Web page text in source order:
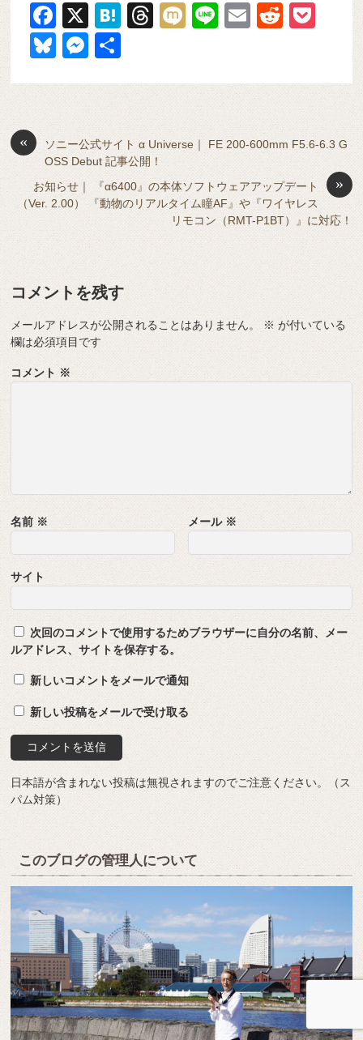
F
a
c
e
o
o
k
X
H
n
a
T
a
d
s
M
Li
E
R
di et
Bl
y
M
e
n
g
er
«
ソニー公式サイト α Universe｜ FE 200-600mm F5.6-6.3 G
OSS Debut 記事公開！
»
お知らせ｜ 『α6400』の本体ソフトウェアアップデート
（Ver. 2.00） 『動物のリアルタイム瞳AF』や『ワイヤレス
リモコン（RMT-P1BT）』に対応！
コメントを残す
メールアドレスが公開されることはありません。 ※ が付いている
欄は必須項目です
コメント ※
名前 ※ メール ※
サイト
次回のコメントで使用するためブラウザーに自分の名前、メー
ルアドレス、サイトを保存する。
新しいコメントをメールで通知
新しい投稿をメールで受け取る
日本語が含まれない投稿は無視されますのでご注意ください。（ス
パム対策）
このブログの管理人について